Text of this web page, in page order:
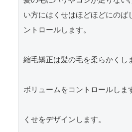
い方にはくせはほどほどにのば
ントロールします。
縮毛矯正は髪の毛を柔らかくし
ボリュームをコントロールしま
くせをデザインします。